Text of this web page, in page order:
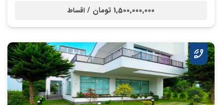
1,500,000,000 تومان / اقساط